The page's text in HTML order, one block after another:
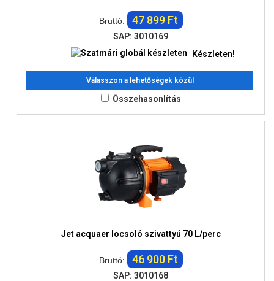
Bruttó: 47 899 Ft
SAP: 3010169
Készleten!
Válasszon a lehetőségek közül
Összehasonlítás
Jet acquaer locsoló szivattyú 70 L/perc
Bruttó: 46 900 Ft
SAP: 3010168